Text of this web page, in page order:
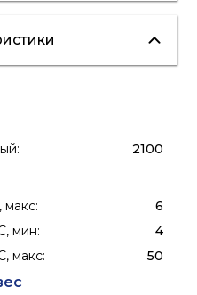
умягчение
: 2100
макс:
6
мин:
4
макс: 50